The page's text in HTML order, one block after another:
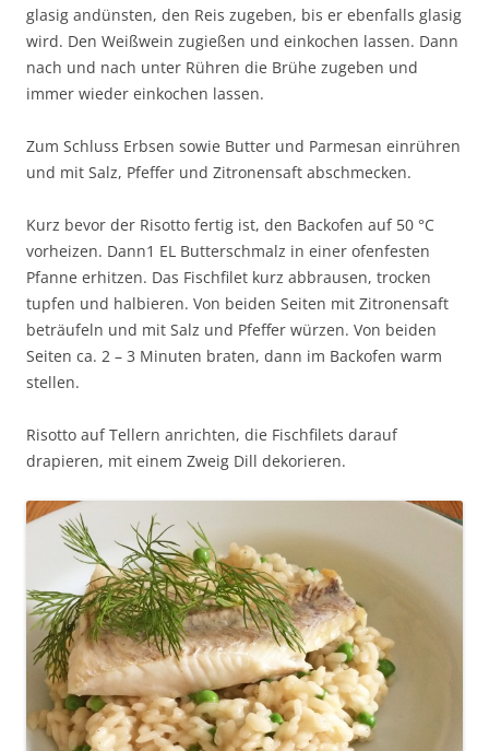
glasig andünsten, den Reis zugeben, bis er ebenfalls glasig
wird. Den Weißwein zugießen und einkochen lassen. Dann
nach und nach unter Rühren die Brühe zugeben und
immer wieder einkochen lassen.
Zum Schluss Erbsen sowie Butter und Parmesan einrühren
und mit Salz, Pfeffer und Zitronensaft abschmecken.
Kurz bevor der Risotto fertig ist, den Backofen auf 50 °C
vorheizen. Dann1 EL Butterschmalz in einer ofenfesten
Pfanne erhitzen. Das Fischfilet kurz abbrausen, trocken
tupfen und halbieren. Von beiden Seiten mit Zitronensaft
beträufeln und mit Salz und Pfeffer würzen. Von beiden
Seiten ca. 2 – 3 Minuten braten, dann im Backofen warm
stellen.
Risotto auf Tellern anrichten, die Fischfilets darauf
drapieren, mit einem Zweig Dill dekorieren.